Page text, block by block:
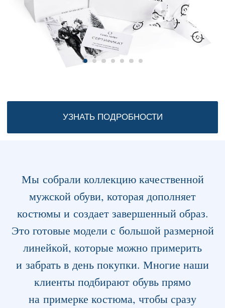
Мы собрали коллекцию качественной
мужской обуви, которая дополняет
костюмы и создает завершенный образ.
Это готовые модели с большой размерной
линейкой, которые можно примерить
и забрать в день покупки. Многие наши
клиенты подбирают обувь прямо
на примерке костюма, чтобы сразу
Размерная линейка и наличие
Размеры представлены от 40 до 45.
Наличие конкретных моделей и размеров
лучше уточнять заранее по телефону или
в мессенджере, так как популярные позиции
быстро расходятся